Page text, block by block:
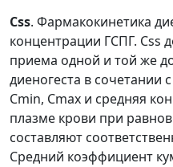
Css. Фармакокинетика
концентрации ГСПГ. Css
приема одной и той же
диеногеста в сочетании
Cmin, Cmax и средняя
плазме крови при
составляют
Средний коэффициент